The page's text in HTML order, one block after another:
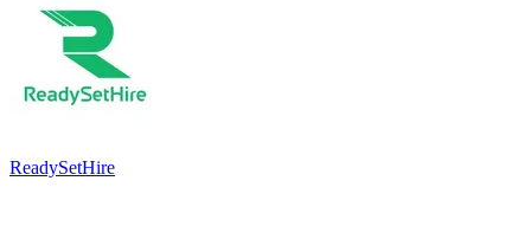
ReadySetHire